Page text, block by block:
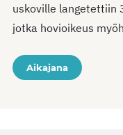
uskoville langetettiin
jotka hovioikeus
Aikajana